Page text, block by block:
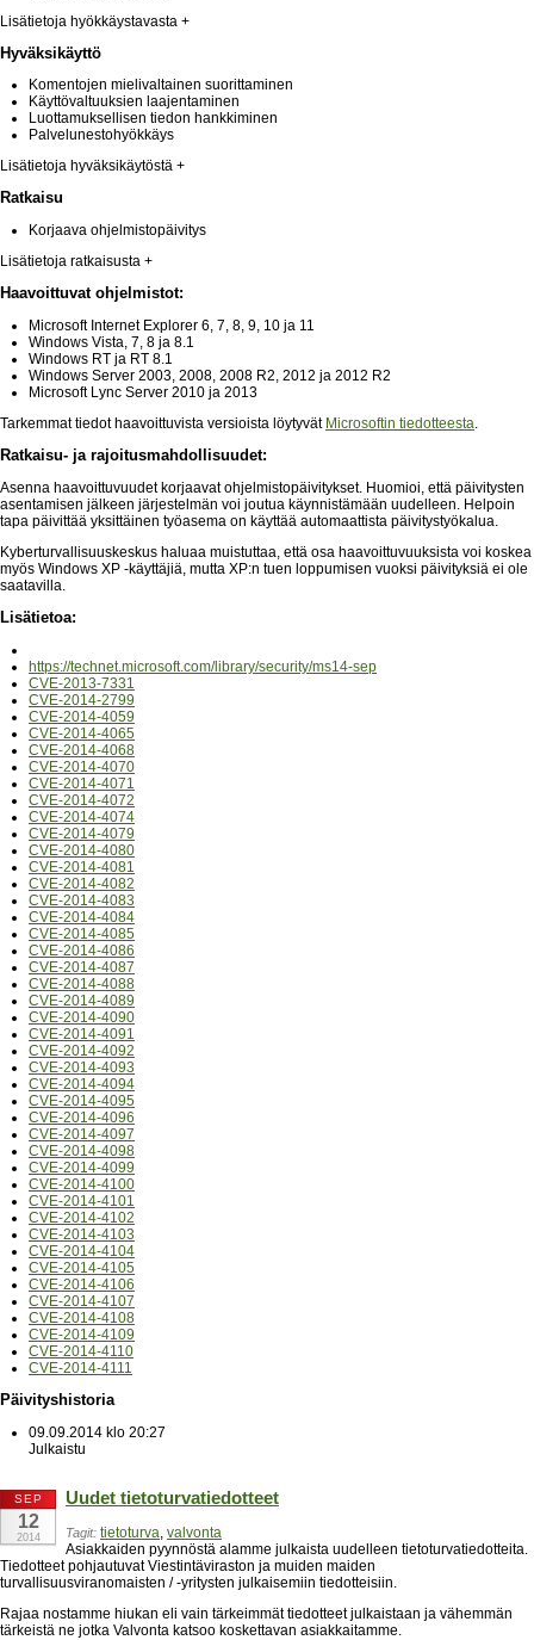
Lisätietoja hyökkäystavasta +
Hyväksikäyttö
Komentojen mielivaltainen suorittaminen
Käyttövaltuuksien laajentaminen
Luottamuksellisen tiedon hankkiminen
Palvelunestohyökkäys
Lisätietoja hyväksikäytöstä +
Ratkaisu
Korjaava ohjelmistopäivitys
Lisätietoja ratkaisusta +
Haavoittuvat ohjelmistot:
Microsoft Internet Explorer 6, 7, 8, 9, 10 ja 11
Windows Vista, 7, 8 ja 8.1
Windows RT ja RT 8.1
Windows Server 2003, 2008, 2008 R2, 2012 ja 2012 R2
Microsoft Lync Server 2010 ja 2013
Tarkemmat tiedot haavoittuvista versioista löytyvät Microsoftin tiedotteesta.
Ratkaisu- ja rajoitusmahdollisuudet:
Asenna haavoittuvuudet korjaavat ohjelmistopäivitykset. Huomioi, että päivitysten
asentamisen jälkeen järjestelmän voi joutua käynnistämään uudelleen. Helpoin
tapa päivittää yksittäinen työasema on käyttää automaattista päivitystyökalua.
Kyberturvallisuuskeskus haluaa muistuttaa, että osa haavoittuvuuksista voi koskea
myös Windows XP -käyttäjiä, mutta XP:n tuen loppumisen vuoksi päivityksiä ei ole
saatavilla.
Lisätietoa:
https://technet.microsoft.com/library/security/ms14-sep
CVE-2013-7331
CVE-2014-2799
CVE-2014-4059
CVE-2014-4065
CVE-2014-4068
CVE-2014-4070
CVE-2014-4071
CVE-2014-4072
CVE-2014-4074
CVE-2014-4079
CVE-2014-4080
CVE-2014-4081
CVE-2014-4082
CVE-2014-4083
CVE-2014-4084
CVE-2014-4085
CVE-2014-4086
CVE-2014-4087
CVE-2014-4088
CVE-2014-4089
CVE-2014-4090
CVE-2014-4091
CVE-2014-4092
CVE-2014-4093
CVE-2014-4094
CVE-2014-4095
CVE-2014-4096
CVE-2014-4097
CVE-2014-4098
CVE-2014-4099
CVE-2014-4100
CVE-2014-4101
CVE-2014-4102
CVE-2014-4103
CVE-2014-4104
CVE-2014-4105
CVE-2014-4106
CVE-2014-4107
CVE-2014-4108
CVE-2014-4109
CVE-2014-4110
CVE-2014-4111
Päivityshistoria
09.09.2014 klo 20:27
Julkaistu
SEP
12
2014
Uudet tietoturvatiedotteet
Tagit: tietoturva valvonta
Asiakkaiden pyynnöstä alamme julkaista uudelleen tietoturvatiedotteita.
Tiedotteet pohjautuvat Viestintäviraston ja muiden maiden
turvallisuusviranomaisten / -yritysten julkaisemiin tiedotteisiin.
Rajaa nostamme hiukan eli vain tärkeimmät tiedotteet julkaistaan ja vähemmän
tärkeistä ne jotka Valvonta katsoo koskettavan asiakkaitamme.